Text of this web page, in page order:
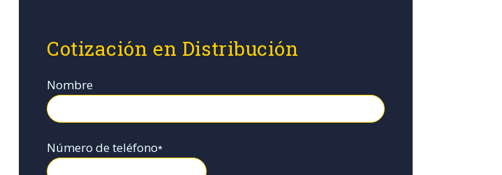
Cotización en Distribución
Nombre
Número de teléfono*